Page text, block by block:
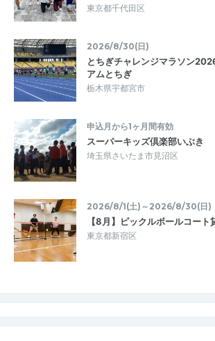
東京都千代田区
2026/8/30(日)
とちぎチャレンジマラソン
アムとちぎ
栃木県宇都宮市
申込月から1ヶ月間有効
スーパーキッズ倶楽部いぶき
埼玉県さいたま市見沼区
2026/8/1(土)～2026/8/30(日)
【8月】ピックルボールコート
東京都新宿区